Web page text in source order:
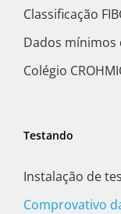
Classificação
Dados
Colégio
Testando
Instalação de
Comprovativo